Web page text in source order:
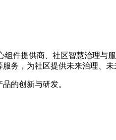
件提供商、社区智慧治理
务，为社区提供未来治理、未
的创新与研发。